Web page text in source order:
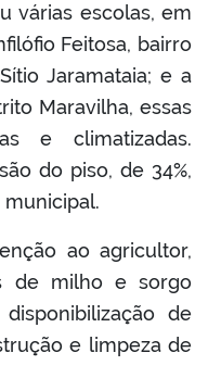
várias escolas, em
Feitosa, bairro
Jaramataia; e a
Maravilha, essas
e climatizadas.
do piso, de 34%,
ao agricultor,
de milho e sorgo
de
e limpeza de